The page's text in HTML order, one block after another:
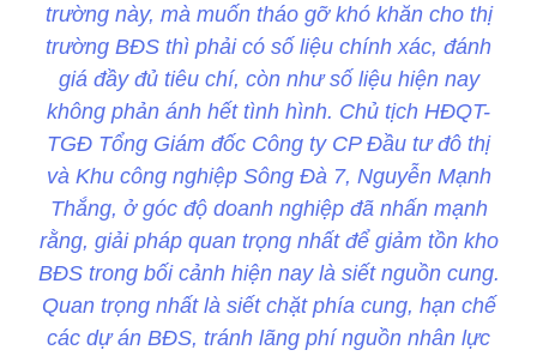
trường này, mà muốn tháo gỡ khó khăn cho thị
trường BĐS thì phải có số liệu chính xác, đánh
giá đầy đủ tiêu chí, còn như số liệu hiện nay
không phản ánh hết tình hình. Chủ tịch HĐQT-
TGĐ Tổng Giám đốc Công ty CP Đầu tư đô thị
và Khu công nghiệp Sông Đà 7, Nguyễn Mạnh
Thắng, ở góc độ doanh nghiệp đã nhấn mạnh
rằng, giải pháp quan trọng nhất để giảm tồn kho
BĐS trong bối cảnh hiện nay là siết nguồn cung.
Quan trọng nhất là siết chặt phía cung, hạn chế
các dự án BĐS, tránh lãng phí nguồn nhân lực